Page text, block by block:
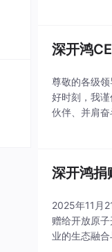
深开鸿
尊敬的各级领导，亲
好时刻，我
伙伴、并肩奋斗
深开鸿捐
2025年11月
赠给开放原
业的生态融合与智能协同注入新动能。 M-